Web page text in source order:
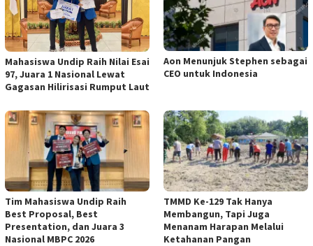
Mahasiswa Undip Raih Nilai Esai
97, Juara 1 Nasional Lewat
Gagasan Hilirisasi Rumput Laut
Aon Menunjuk Stephen sebagai
CEO untuk Indonesia
Tim Mahasiswa Undip Raih
Best Proposal, Best
Presentation, dan Juara 3
Nasional MBPC 2026
TMMD Ke-129 Tak Hanya
Membangun, Tapi Juga
Menanam Harapan Melalui
Ketahanan Pangan